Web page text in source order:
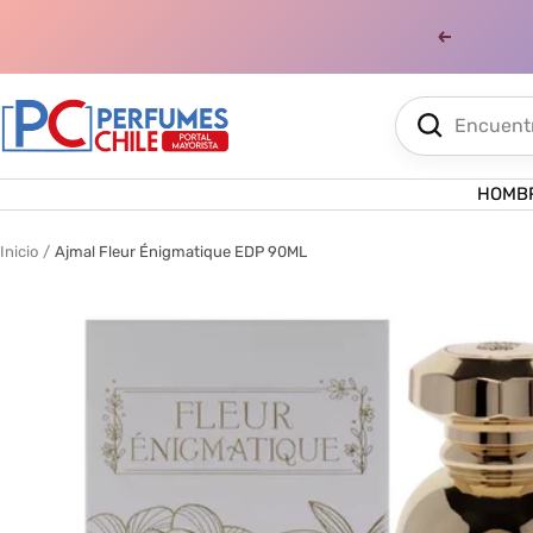
contenido
Anterior
Perfumes
Chile
Inicio Ajmal Fleur Énigmatique EDP 90ML